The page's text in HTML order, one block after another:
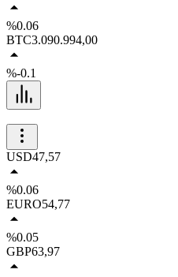
%0.06
BTC3.090.994,00
%-0.1
USD47,57
%0.06
EURO54,77
%0.05
GBP63,97